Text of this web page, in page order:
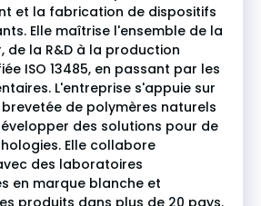
et la fabrication de dispositifs
Elle maîtrise l'ensemble de la
de la R&D à la production
ISO 13485, en passant par les
L'entreprise s'appuie sur
de polymères naturels
des solutions pour de
Elle collabore
des laboratoires
en marque blanche et
produits dans plus de 20 pays.